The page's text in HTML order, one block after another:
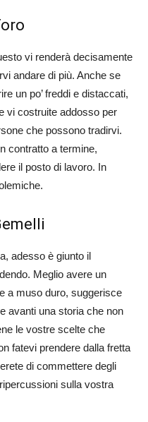
vi renderà decisamente
andare di più. Anche se
un po’ freddi e distaccati,
vi costruite addosso per
che possono tradirvi.
contratto a termine,
il posto di lavoro. In
adesso è giunto il
Meglio avere un
a muso duro, suggerisce
avanti una storia che non
le vostre scelte che
fatevi prendere dalla fretta
di commettere degli
sulla vostra